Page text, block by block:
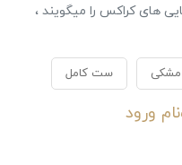
های کراکس را میگویند ،
ست کامل
ورود